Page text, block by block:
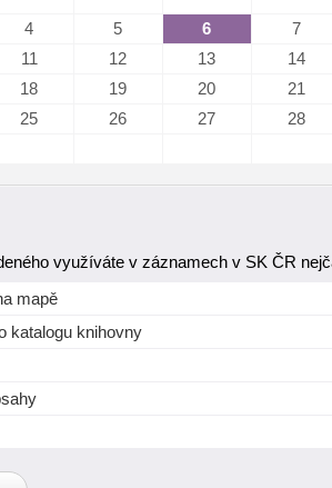
4 5 6
7
11 12 13
14
18 19 20
21
25 26 27
28
využíváte v záznamech v SK ČR
mapě
katalogu knihovny